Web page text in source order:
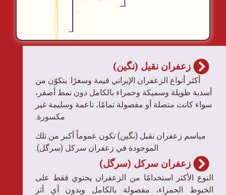
زعفران نقیل (نگین)
أكثر أنواع الزعفران الإيراني قيمة وسعرًا. يتكوّن من
أسدية طويلة وسميكة وحمراء بالكامل دون نمط أصفر،
سواء كانت متصلة أو مفصولة تمامًا، ناعمة وسليمة غير
مكسورة.
مياسم زعفران نقیل (نگین) تكون عموماً أكبر من تلك
الموجودة في زعفران سرکل (سرگل).
زعفران سرکل (سرگل)
النوع الأكثر استخدامًا من الزعفران يحتوي فقط على
الخيوط الحمراء، مفصولة بالكامل وبدون أي أثر